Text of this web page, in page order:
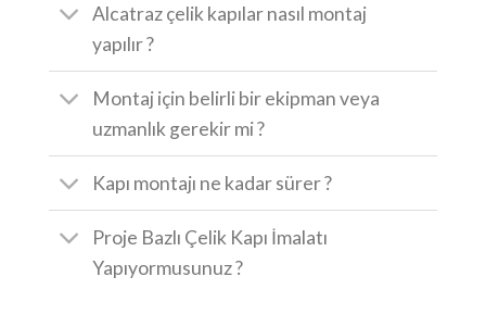
Alcatraz çelik kapılar nasıl montaj
yapılır ?
Montaj için belirli bir ekipman veya
uzmanlık gerekir mi ?
Kapı montajı ne kadar sürer ?
Proje Bazlı Çelik Kapı İmalatı
Yapıyormusunuz ?